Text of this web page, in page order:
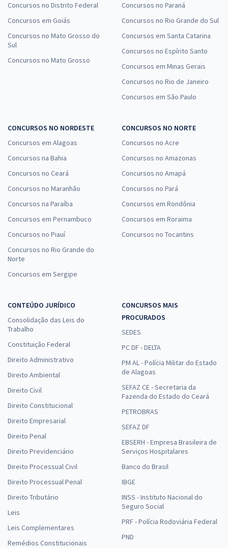
Concursos no Distrito Federal
Concursos em Goiás
Concursos no Mato Grosso do
Sul
Concursos no Mato Grosso
Concursos no Paraná
Concursos no Rio Grande do Sul
Concursos em Santa Catarina
Concursos no Espírito Santo
Concursos em Minas Gerais
Concursos no Rio de Janeiro
Concursos em São Paulo
CONCURSOS NO NORDESTE
Concursos em Alagoas
Concursos na Bahia
Concursos no Ceará
Concursos no Maranhão
Concursos na Paraíba
Concursos em Pernambuco
Concursos no Piauí
Concursos no Rio Grande do
Norte
Concursos em Sergipe
CONCURSOS NO NORTE
Concursos no Acre
Concursos no Amazonas
Concursos no Amapá
Concursos no Pará
Concursos em Rondônia
Concursos em Roraima
Concursos no Tocantins
CONTEÚDO JURÍDICO
Consolidação das Leis do
Trabalho
Constituição Federal
Direito Administrativo
Direito Ambiental
Direito Civil
Direito Constitucional
Direito Empresarial
Direito Penal
Direito Previdenciário
Direito Processual Civil
Direito Processual Penal
Direito Tributário
Leis
Leis Complementares
Remédios Constitucionais
CONCURSOS MAIS
PROCURADOS
SEDES
PC DF - DELTA
PM AL - Polícia Militar do Estado
de Alagoas
SEFAZ CE - Secretaria da
Fazenda do Estado do Ceará
PETROBRAS
SEFAZ DF
EBSERH - Empresa Brasileira de
Serviços Hospitalares
Banco do Brasil
IBGE
INSS - Instituto Nacional do
Seguro Social
PRF - Polícia Rodoviária Federal
PND